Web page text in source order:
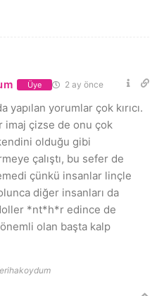
Üye 2 ay önce
yapılan yorumlar çok kırıcı.
imaj çizse de onu çok
olduğu gibi
çalıştı, bu sefer de
çünkü insanlar linçle
diğer insanları da
*nt*h*r edince de
olan başta kalp